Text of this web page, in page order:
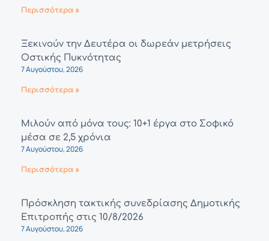
Περισσότερα »
Ξεκινούν την Δευτέρα οι δωρεάν μετρήσεις
Οστικής Πυκνότητας
7 Αυγούστου, 2026
Περισσότερα »
Μιλούν από μόνα τους: 10+1 έργα στο Σοφικό
μέσα σε 2,5 χρόνια
7 Αυγούστου, 2026
Περισσότερα »
Πρόσκληση τακτικής συνεδρίασης Δημοτικής
Επιτροπής στις 10/8/2026
7 Αυγούστου, 2026